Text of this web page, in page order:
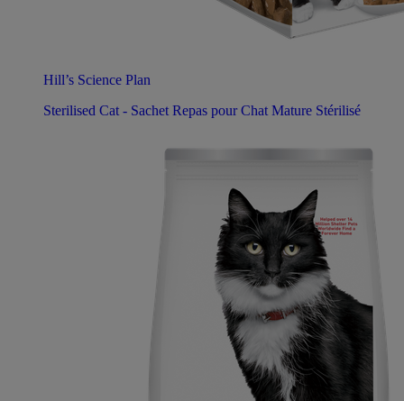
Hill’s Science Plan
Sterilised Cat - Sachet Repas pour Chat Mature Stérilisé